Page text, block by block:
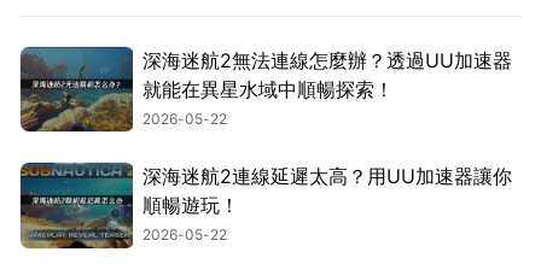
深海迷航2無法連線怎麼辦？透過UU加速器
就能在異星水域中順暢探索！
2026-05-22
深海迷航2連線延遲太高？用UU加速器讓你
順暢遊玩！
2026-05-22